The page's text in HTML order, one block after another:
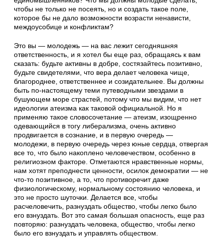
чтобы не только не посеять, но и создать такое поле,
которое бы не дало возможности возрасти ненависти,
междоусобице и конфликтам?
Это вы — молодежь — на вас лежит сегодняшняя
ответственность, и я хотел бы еще раз, обращаясь к вам
сказать: будьте активны в добре, состязайтесь позитивно,
будьте свидетелями, что вера делает человека чище,
благороднее, ответственнее и созидательнее. Вы должны
быть по-настоящему теми путеводными звездами в
бушующем море страстей, потому что мы видим, что нет
идеологии атеизма как таковой официальной. Но я
применяю такое словосочетание — атеизм, изощренно
одевающийся в тогу либерализма, очень активно
продвигается в сознание, и в первую очередь —
молодежи, в первую очередь через юные сердца, отвергая
все то, что было накоплено человечеством, особенно в
религиозном факторе. Отметаются нравственные нормы,
нам хотят преподнести ценности, осилок демократии — не
что-то позитивное, а то, что противоречит даже
физиологическому, нормальному состоянию человека, и
это не просто шуточки. Делается все, чтобы
расчеловечить, разнуздать общество, чтобы легко было
его взнуздать. Вот это самая большая опасность, еще раз
повторяю: разнуздать человека, общество, чтобы легко
было его взнуздать и управлять обществом.